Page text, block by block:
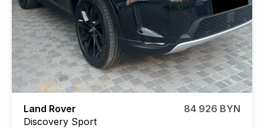
Land Rover
Discovery Sport
84 926 BYN